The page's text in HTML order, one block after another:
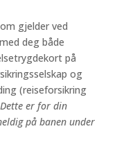
gjelder ved
deg både
på
og
(reiseforsikring
Dette er for din
på banen under